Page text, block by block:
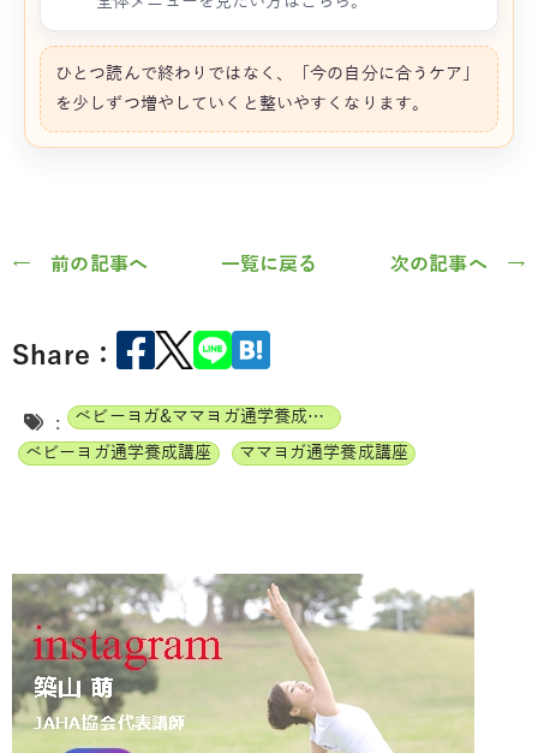
ひとつ読んで終わりではなく、「今の自分に合うケア」
を少しずつ増やしていくと整いやすくなります。
← 前の記事へ 一覧に戻る 次の記事へ →
Share：
:
ベビーヨガ&ママヨガ通学養成講座
ベビーヨガ通学養成講座
ママヨガ通学養成講座